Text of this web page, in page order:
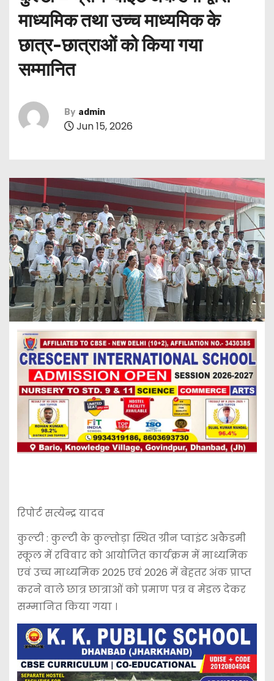
माध्यमिक तथा उच्च माध्यमिक के
छात्र-छात्राओं को किया गया
सम्मानित
By admin
Jun 15, 2026
रिपोर्ट सत्येन्द्र यादव
कुल्टी : कुल्टी के कुल्तोड़ा स्थित ग्रीन प्वाइंट अकैडमी
स्कूल में रविवार को आयोजित कार्यक्रम में माध्यमिक
एवं उच्च माध्यमिक 2025 एवं 2026 में बेहतर अंक प्राप्त
करने वाले छात्र छात्राओं को प्रमाण पत्र व मेडल देकर
सम्मानित किया गया ।